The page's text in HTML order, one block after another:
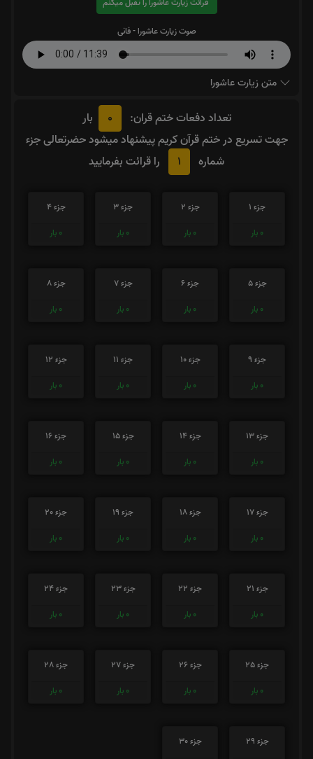
صوت زیارت عاشورا - فانی
متن زیارت عاشورا
تعداد دفعات ختم قران: 0
بار
جهت تسریع در ختم قرآن کریم پیشنهاد میشود حضرتعالی جزء
شماره
1 را قرائت بفرمایید
جزء 1
0 بار
جزء 2
0 بار
جزء 3
0 بار
جزء 4
0 بار
جزء 5
0 بار
جزء 6
0 بار
جزء 7
0 بار
جزء 8
0 بار
جزء 9
0 بار
جزء 10
0 بار
جزء 11
0 بار
جزء 12
0 بار
جزء 13
0 بار
جزء 14
0 بار
جزء 15
0 بار
جزء 16
0 بار
جزء 17
0 بار
جزء 18
0 بار
جزء 19
0 بار
جزء 20
0 بار
جزء 21
0 بار
جزء 22
0 بار
جزء 23
0 بار
جزء 24
0 بار
جزء 25
0 بار
جزء 26
0 بار
جزء 27
0 بار
جزء 28
0 بار
جزء 29
جزء 30